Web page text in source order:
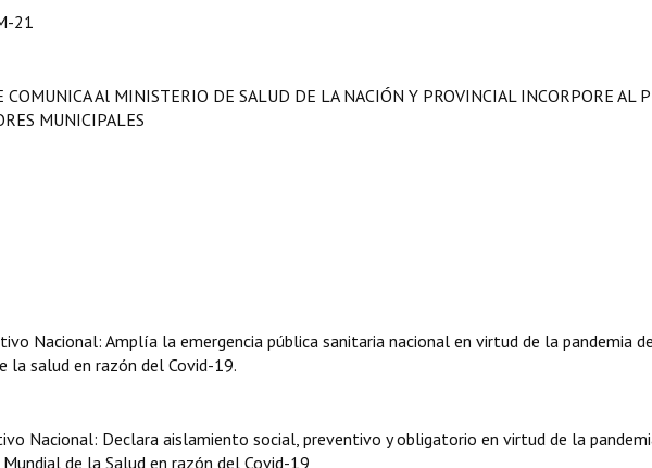
21
COMUNICA Al MINISTERIO DE SALUD DE LA NACIÓN Y PROVINCIAL INCORPORE AL
MUNICIPALES
Nacional: Amplía la emergencia pública sanitaria nacional en virtud de la pandemia
la salud en razón del Covid-19.
Nacional: Declara aislamiento social, preventivo y obligatorio en virtud de la
de la Salud en razón del Covid-19